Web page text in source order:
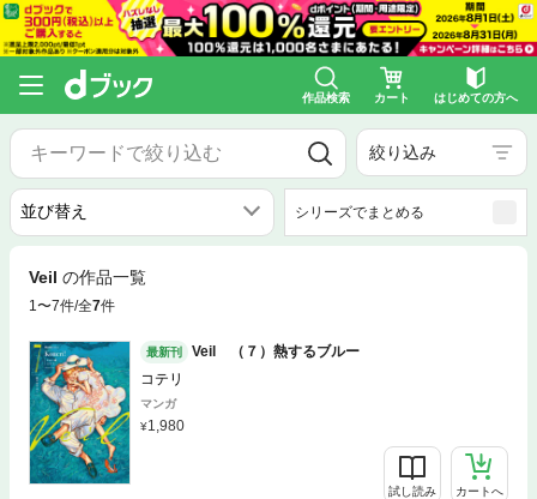
作品検索 カート はじめての方へ
絞り込み
シリーズでまとめる
Veil の作品一覧
1〜7件/全7件
最新刊
Veil （７）熱するブルー
コテリ
マンガ
1,980
試し読み カートへ